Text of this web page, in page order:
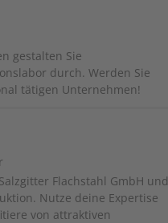
gestalten Sie
durch. Werden Sie
tätigen Unternehmen!
Flachstahl GmbH und
Nutze deine Expertise
von attraktiven